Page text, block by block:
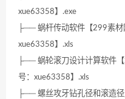
xue63358】.exe
├── 蜗杆传动软件【299素材
xue63358】.xls
├── 蜗轮滚刀设计计算软件
号：xue63358】.xls
├── 螺丝攻牙钻孔径和滚造